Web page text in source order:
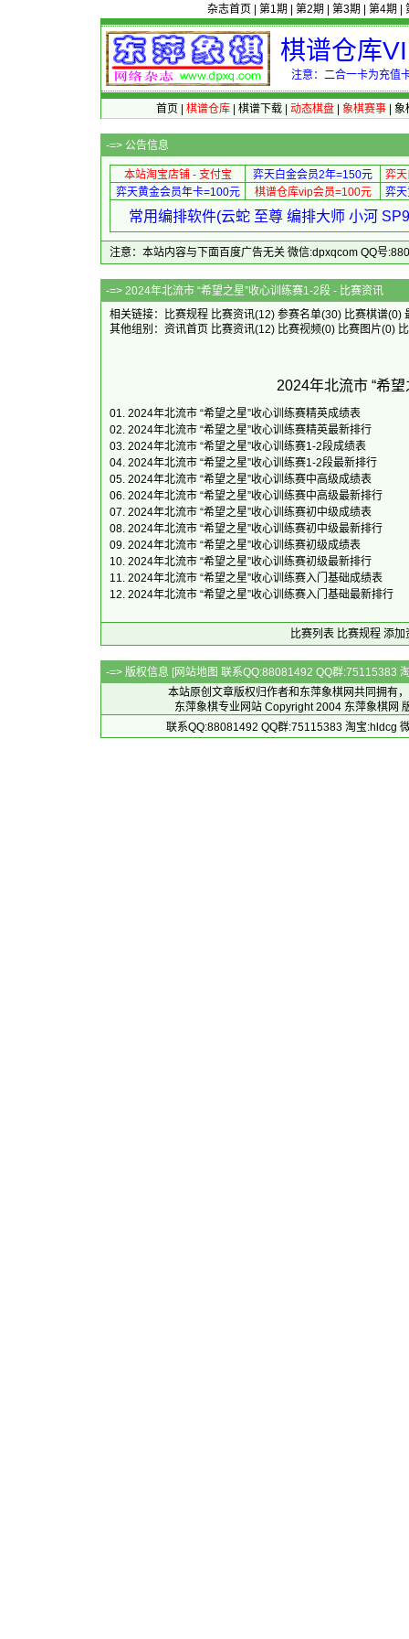
杂志首页 第1期 第2期 第3期 第4期
棋谱仓库
注意：二合一卡为充值
首页 棋谱仓库| 棋谱下载| 动态棋盘| 象棋赛事| 象
-=> 公告信息
本站淘宝店铺 - 支付宝 弈天白金会员2年=150元
弈
弈天黄金会员年卡=100元
棋谱仓库vip会员=100元 弈
常用编排软件(云蛇 至尊 编排大师 小河
注意：本站内容与下面百度广告无关 微信:dpxqcom QQ号
-=> 2024年北流市 “希望之星”收
相关链接：
比赛规程 比赛资讯(12) 参赛名单(30) 比赛棋谱(0)
其他组别： 资讯首页 比赛资讯(12) 比赛视频(0) 比赛图片(0)
2024年北流市 “希
01. 2024年北流市 “希望之星”收心训练赛精英成绩表
02. 2024年北流市 “希望之星”收心训练赛精英最新排行
03. 2024年北流市 “希望之星”收心训练赛1-2段成绩表
04. 2024年北流市 “希望之星”收心训练赛1-2段最新排行
05. 2024年北流市 “希望之星”收心训练赛中高级成绩表
06. 2024年北流市 “希望之星”收心训练赛中高级最新排行
07. 2024年北流市 “希望之星”收心训练赛初中级成绩表
08. 2024年北流市 “希望之星”收心训练赛初中级最新排行
09. 2024年北流市 “希望之星”收心训练赛初级成绩表
10. 2024年北流市 “希望之星”收心训练赛初级最新排行
11. 2024年北流市 “希望之星”收心训练赛入门基础成绩表
12. 2024年北流市 “希望之星”收心训练赛入门基础最新排行
比赛列表 比赛规程 添加
-=> 版权信息 [网站地图 联系QQ:88081492 QQ群:75115383
本站原创文章版权归作者和 东萍象棋网共同拥有
东萍象棋专业网站 Copyright 2004 东萍象棋网
联系QQ:88081492 QQ群:75115383 淘宝:hldcg